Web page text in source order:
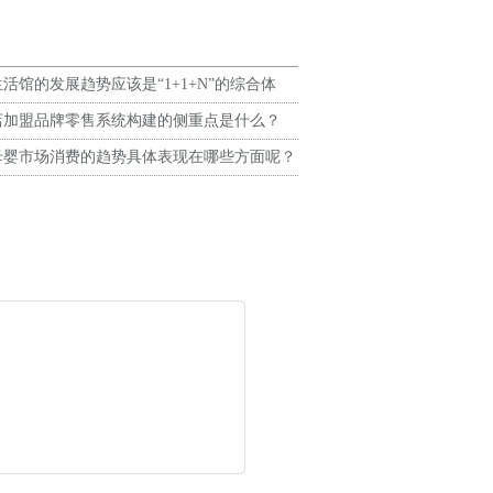
馆的发展趋势应该是“1+1+N”的综合体
盟品牌零售系统构建的侧重点是什么？
婴市场消费的趋势具体表现在哪些方面呢？